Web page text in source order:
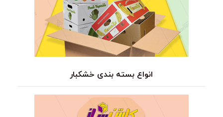
انواع بسته بندی خشکبار